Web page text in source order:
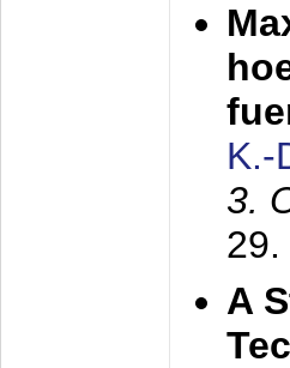
K.-
3.
A